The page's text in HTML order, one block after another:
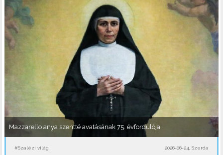
Mazzarello anya szentté avatásának 75. évfordulója
#Szalézi világ 2026-06-24, Szerda